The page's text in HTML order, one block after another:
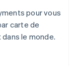
pour vous
carte de
le monde.